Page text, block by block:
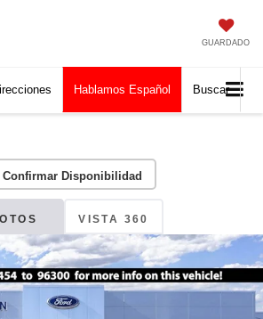
GUARDADO
Hablamos Español Buscar
Confirmar Disponibilidad
VISTA 360